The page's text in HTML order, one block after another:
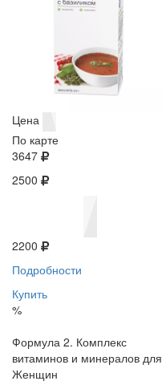
Цена
По карте
3647
2500
2200
Подробности
Купить
%
Формула 2. Комплекс
витаминов и минералов для
Женщин